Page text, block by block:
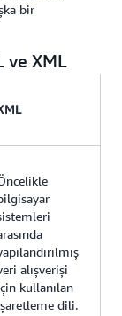
bir
ve XML
alışverişi
kullanılan
dili.